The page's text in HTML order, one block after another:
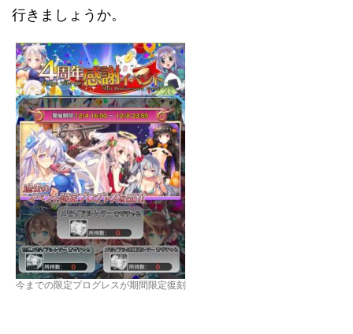
行きましょうか。
今までの限定プログレスが期間限定復刻